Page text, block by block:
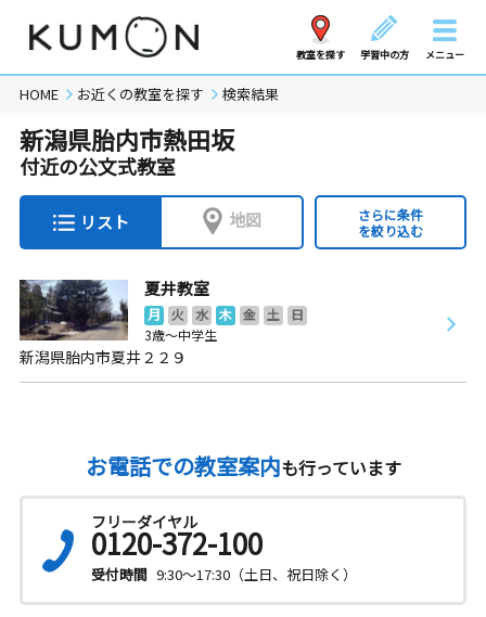
教室を探す 学習中の方 メニュー
HOME お近くの教室を探す 検索結果
新潟県胎内市熱田坂
付近の公文式教室
リスト 地図
さらに条件
を絞り込む
夏井教室
月 火 水 木 金 土
日
3歳～中学生
新潟県胎内市夏井２２９
お電話での教室案内も行っています
フリーダイヤル
0120-372-100
受付時間 9:30～17:30（土日、祝日除く）